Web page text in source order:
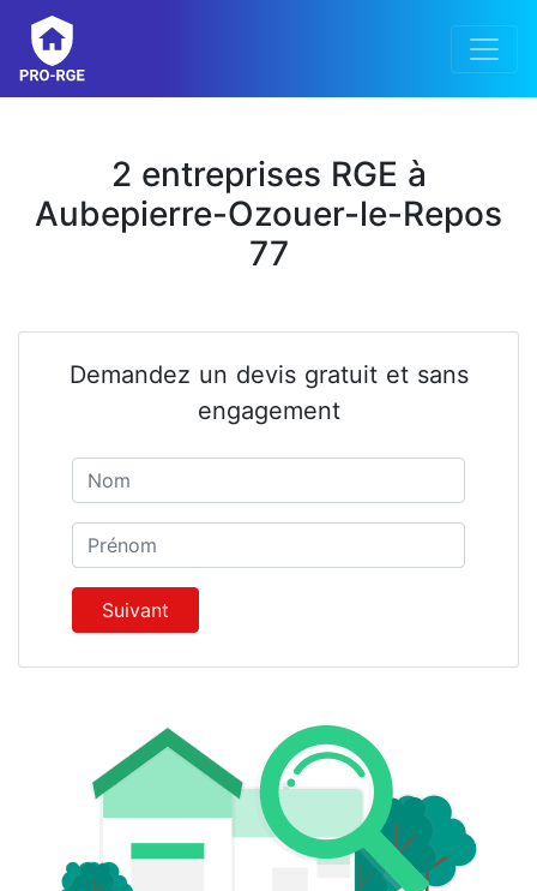
2 entreprises RGE à
Aubepierre-Ozouer-le-Repos
77
Demandez un devis gratuit et sans
engagement
Prénom
Suivant